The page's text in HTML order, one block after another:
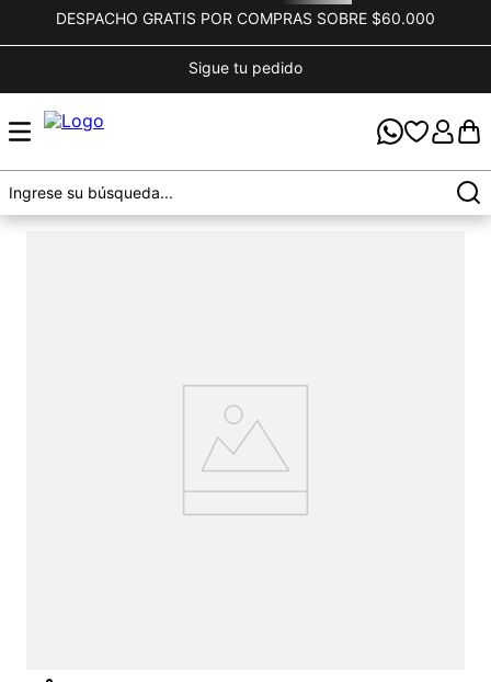
DESPACHO GRATIS POR COMPRAS SOBRE $60.000
Sigue tu pedido